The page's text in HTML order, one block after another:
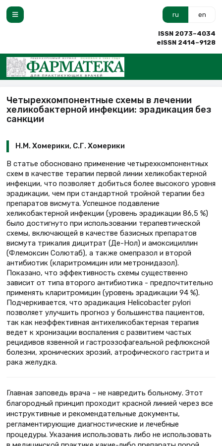
ru en
ISSN 2073–4034
eISSN 2414–9128
Четырехкомпонентные схемы в лечении
хеликобактерной инфекции: эрадикация без
санкции
Н.М. Хомерики, С.Г. Хомерики
В статье обосновано применение четырехкомпонентных
схем в качестве терапии первой линии хеликобактерной
инфекции, что позволяет добиться более высокого уровня
эрадикации, чем при стандартной тройной терапии без
препаратов висмута. Успешное подавление
хеликобактерной инфекции (уровень эрадикации 86,5 %)
было достигнуто при использовании терапевтической
схемы, включающей в качестве базисных препаратов
висмута трикалия дицитрат (Де-Нол) и амоксициллин
(Флемоксин Солютаб), а также омепразол и второй
антибиотик (кларитромицин или метронидазол).
Показано, что эффективность схемы существенно
зависит от типа второго антибиотика - предпочтительно
применять кларитромицин (уровень эрадикации 94 %).
Подчеркивается, что эрадикация Helicobacter pylori
позволяет улучшить прогноз у большинства пациентов,
так как неэффективная антихеликобактерная терапия
ведет к хронизации воспаления с развитием частых
рецидивов язвенной и гастроэзофагеальной рефлюксной
болезни, хронических эрозий, атрофического гастрита и
рака желудка.
Главная заповедь врача – не навредить больному. Этот
благородный принцип проходит красной линией через все
инструктивные и рекомендательные документы,
регламентирующие диагностические и лечебные
процедуры. Указания использовать либо не использовать